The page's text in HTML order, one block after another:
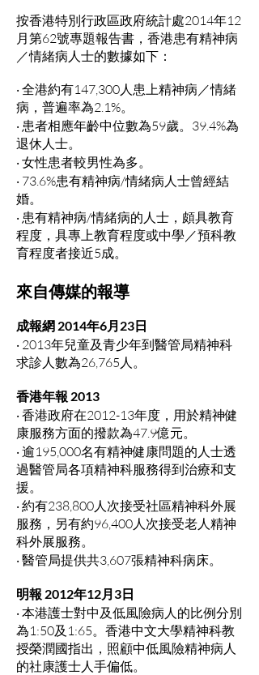
按香港特別行政區政府統計處2014年12
月第62號專題報告書，香港患有精神病
／情緒病人士的數據如下：
‧ 全港約有147,300人患上精神病／情緒
病，普遍率為2.1%。
‧ 患者相應年齡中位數為59歲。39.4%為
退休人士。
‧ 女性患者較男性為多。
‧ 73.6%患有精神病/情緒病人士曾經結
婚。
‧ 患有精神病/情緒病的人士，頗具教育
程度，具專上教育程度或中學／預科教
育程度者接近5成。
來自傳媒的報導
成報網 2014年6月23日
‧ 2013年兒童及青少年到醫管局精神科
求診人數為26,765人。
香港年報 2013
‧ 香港政府在2012-13年度，用於精神健
康服務方面的撥款為47.9億元。
‧ 逾195,000名有精神健康問題的人士透
過醫管局各項精神科服務得到治療和支
援。
‧ 約有238,800人次接受社區精神科外展
服務，另有約96,400人次接受老人精神
科外展服務。
‧ 醫管局提供共3,607張精神科病床。
明報 2012年12月3日
‧ 本港護士對中及低風險病人的比例分別
為1:50及1:65。香港中文大學精神科教
授榮潤國指出，照顧中低風險精神病人
的社康護士人手偏低。